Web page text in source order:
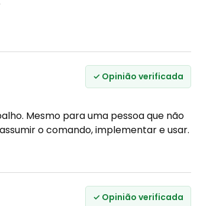
✓ Opinião verificada
Mesmo para uma pessoa que não
o comando, implementar e usar.
✓ Opinião verificada